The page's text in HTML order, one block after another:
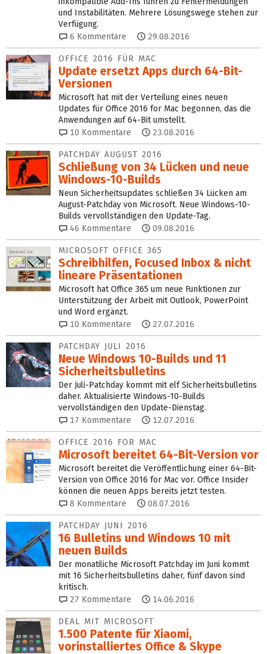
und Instabilitäten. Mehrere Lösungswege stehen zur
Verfügung.
6 Kommentare 29.08.2016
OFFICE 2016 FÜR MAC
Update ersetzt Apps durch 64-Bit-
Versionen
Microsoft hat mit der Verteilung eines neuen
Updates für Office 2016 for Mac begonnen, das die
Anwendungen auf 64-Bit umstellt.
10 Kommentare 23.08.2016
PATCHDAY AUGUST 2016
Schließung von 34 Lücken und neue
Windows-10-Builds
Neun Sicherheitsupdates schließen 34 Lücken am
August-Patchday von Microsoft. Neue Windows-10-
Builds vervollständigen den Update-Tag.
46 Kommentare 09.08.2016
MICROSOFT OFFICE 365
Schreibhilfen, Focused Inbox & nicht
lineare Präsentationen
Microsoft hat Office 365 um neue Funktionen zur
Unterstützung der Arbeit mit Outlook, PowerPoint
und Word ergänzt.
10 Kommentare 27.07.2016
PATCHDAY JULI 2016
Neue Windows 10-Builds und 11
Sicherheitsbulletins
Der Juli-Patchday kommt mit elf Sicherheitsbulletins
daher. Aktualisierte Windows-10-Builds
vervollständigen den Update-Dienstag.
17 Kommentare 12.07.2016
OFFICE 2016 FOR MAC
Microsoft bereitet 64-Bit-Version vor
Microsoft bereitet die Veröffentlichung einer 64-Bit-
Version von Office 2016 for Mac vor. Office Insider
können die neuen Apps bereits jetzt testen.
8 Kommentare 08.07.2016
PATCHDAY JUNI 2016
16 Bulletins und Windows 10 mit
neuen Builds
Der monatiliche Microsoft Patchday im Juni kommt
mit 16 Sicherheitsbulletins daher, fünf davon sind
kritisch.
27 Kommentare 14.06.2016
DEAL MIT MICROSOFT
1.500 Patente für Xiaomi,
vorinstalliertes Office & Skype